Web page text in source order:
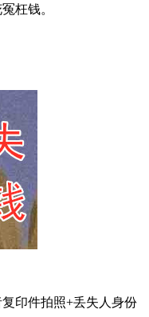
枉钱。
印件拍照+丢失人身份